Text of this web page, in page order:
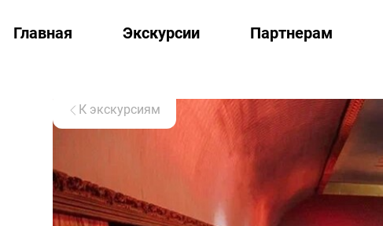
Главная Экскурсии Партнерам
К экскурсиям